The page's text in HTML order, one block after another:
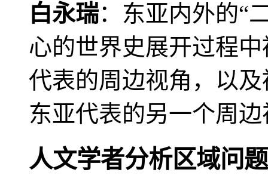
白永瑞：东亚内外的“
心的世界史展开过程
代表的周边视角，以
东亚代表的另一个周
人文学者分析区域问题